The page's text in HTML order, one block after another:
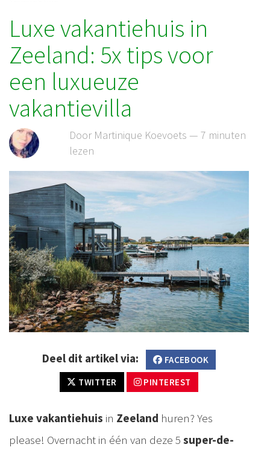
Luxe vakantiehuis in
Zeeland: 5x tips voor
een luxueuze
vakantievilla
Door Martinique Koevoets — 7 minuten
lezen
Deel dit artikel via:
FACEBOOK
TWITTER
PINTEREST
Luxe vakantiehuis in Zeeland huren? Yes
please! Overnacht in één van deze 5 super-de-